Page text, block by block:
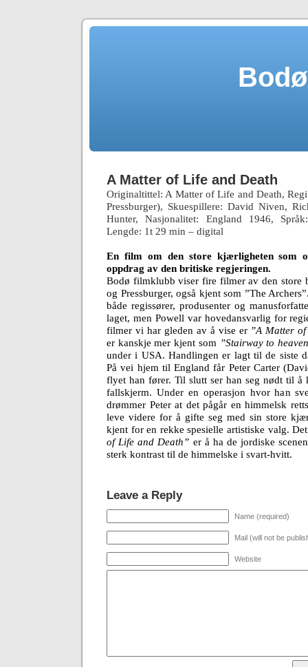
A Matter of Life and Death
Originaltittel: A Matter of Life and Death,
Pressburger), Skuespillere: David Niven,
Hunter,Nasjonalitet: England 1946,
Lengde: 1t 29 min – digital
En film om den store kjærligheten som
oppdrag av den britiske regjeringen.
Bodø filmklubb viser fire filmer av den store
og Pressburger, også kjent som ”The
både regissører, produsenter og
laget, men Powell var hovedansvarlig for
filmer vi har gleden av å vise er ”A Matter
er kanskje mer kjent som ”Stairway to
under i USA. Handlingen er lagt til de siste
På vei hjem til England får Peter Carter
flyet han fører. Til slutt ser han seg nødt til å
fallskjerm. Under en operasjon hvor han
drømmer Peter at det pågår en himmelsk
leve videre for å gifte seg med sin store
kjent for en rekke spesielle artistiske valg.
of Life and Death” er å ha de jordiske
sterk kontrast til de himmelske i svart-hvitt.
Leave a Reply
Name (required)
Mail (will not be
Website